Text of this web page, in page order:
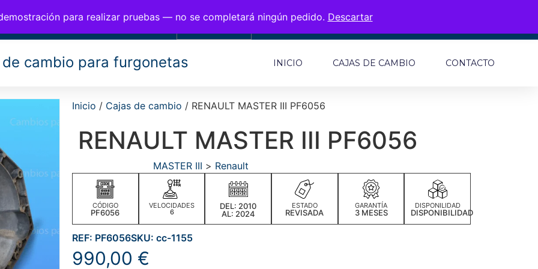
para realizar pruebas — no se completará ningún pedido. Descartar
PARA FURGONETAS
0,00€
de cambio para furgonetas INICIO CAJAS DE CAMBIO CONTACTO
Inicio / Cajas de cambio / RENAULT MASTER III PF6056
RENAULT MASTER III PF6056
MASTER III > Renault
CÓDIGO
PF6056
VELOCIDADES
6
DEL: 2010
AL: 2024
ESTADO
REVISADA
GARANTÍA
3 MESES
DISPONILIDAD
DISPONIBILIDAD
REF: PF6056SKU: cc-1155
990,00 €